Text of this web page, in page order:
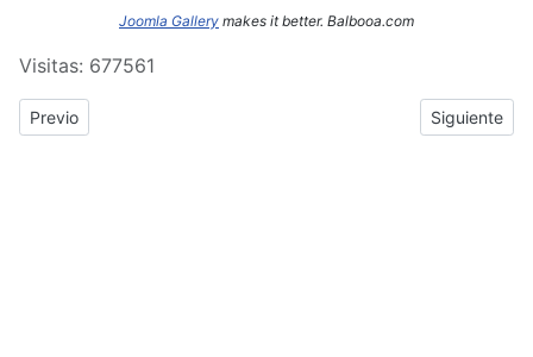
Joomla Gallery makes it better. Balbooa.com
Visitas: 677561
Previous article: ERASMUS+: Crónica del tercer y cuarto día de
Previo Next article:
Siguiente